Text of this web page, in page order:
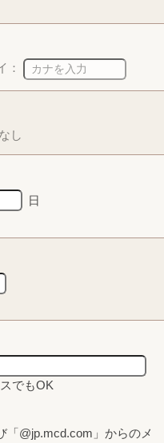
：
し
日
でもOK
@jp.mcd.com」からのメ